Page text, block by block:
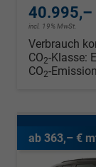
40.995,–
incl. 19% MwSt.
Verbrauch
CO2-Klasse: E
CO2-
ab 363,– €